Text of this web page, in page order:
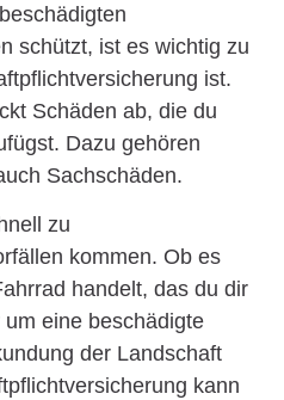
schützt, ist es wichtig zu
ist.
Schäden ab, die du
Dazu gehören
Sachschäden.
zu
kommen. Ob es
handelt, das du dir
eine beschädigte
der Landschaft
kann